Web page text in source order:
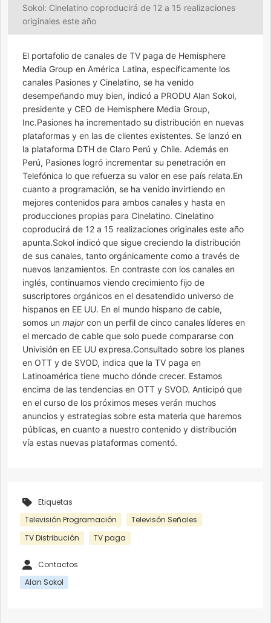
Sokol: Cinelatino coproducirá de 12 a 15 realizaciones
originales este año
El portafolio de canales de TV paga de Hemisphere
Media Group en América Latina, específicamente los
canales Pasiones y Cinelatino, se ha venido
desempeñando muy bien, indicó a PRODU Alan Sokol,
presidente y CEO de Hemisphere Media Group,
Inc.Pasiones ha incrementado su distribución en nuevas
plataformas y en las de clientes existentes. Se lanzó en
la plataforma DTH de Claro Perú y Chile. Además en
Perú, Pasiones logró incrementar su penetración en
Telefónica lo que refuerza su valor en ese país relata.En
cuanto a programación, se ha venido invirtiendo en
mejores contenidos para ambos canales y hasta en
producciones propias para Cinelatino. Cinelatino
coproducirá de 12 a 15 realizaciones originales este año
apunta.Sokol indicó que sigue creciendo la distribución
de sus canales, tanto orgánicamente como a través de
nuevos lanzamientos. En contraste con los canales en
inglés, continuamos viendo crecimiento fijo de
suscriptores orgánicos en el desatendido universo de
hispanos en EE UU. En el mundo hispano de cable,
somos un majorcon un perfil de cinco canales líderes en
el mercado de cable que solo puede compararse con
Univisión en EE UU expresa.Consultado sobre los planes
en OTT y de SVOD, indica que la TV paga en
Latinoamérica tiene mucho dónde crecer. Estamos
encima de las tendencias en OTT y SVOD. Anticipó que
en el curso de los próximos meses verán muchos
anuncios y estrategias sobre esta materia que haremos
públicas, en cuanto a nuestro contenido y distribución
vía estas nuevas plataformas comentó.
Etiquetas
Televisión Programación
Televisón Señales
TV Distribución
TV paga
Contactos
Alan Sokol